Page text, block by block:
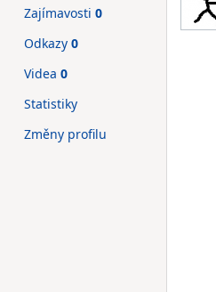
Zajímavosti 0
Odkazy 0
Videa 0
Statistiky
Změny profilu